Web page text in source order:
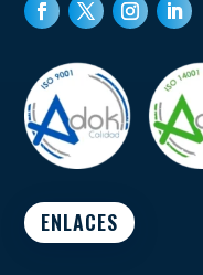
ENLACES